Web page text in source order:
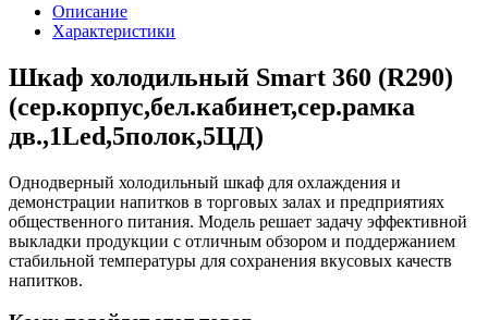
Описание
Характеристики
Шкаф холодильный Smart 360 (R290)
(сер.корпус,бел.кабинет,сер.рамка
дв.,1Led,5полок,5ЦД)
Однодверный холодильный шкаф для охлаждения и
демонстрации напитков в торговых залах и предприятиях
общественного питания. Модель решает задачу эффективной
выкладки продукции с отличным обзором и поддержанием
стабильной температуры для сохранения вкусовых качеств
напитков.